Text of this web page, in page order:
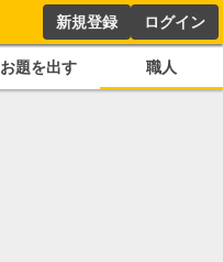
新規登録 ログイン
お題を出す 職人